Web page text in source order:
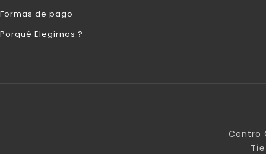
Formas de pago
Porqué Elegirnos ?
Centro